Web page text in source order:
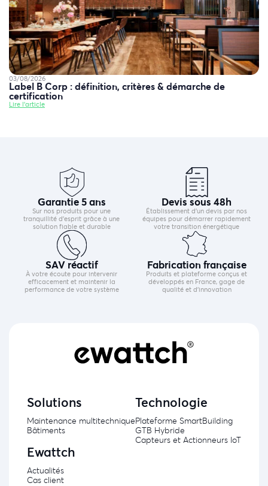
03/08/2026
Label B Corp : définition, critères & démarche de
certification
Lire l'article
Garantie 5 ans
Sur nos produits pour une
tranquillité d’esprit grâce à une
solution fiable et durable
Devis sous 48h
Établissement d’un devis par nos
équipes pour démarrer rapidement
votre transition énergétique
SAV réactif
À votre écoute pour intervenir
efficacement et maintenir la
performance de votre système
Fabrication française
Produits et plateforme conçus et
développés en France, gage de
qualité et d’innovation
Solutions
Maintenance multitechnique
Bâtiments
Technologie
Plateforme SmartBuilding
GTB Hybride
Capteurs et Actionneurs IoT
Ewattch
Actualités
Cas client